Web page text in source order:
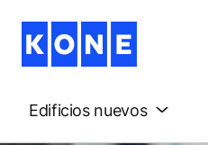
Edificios nuevos